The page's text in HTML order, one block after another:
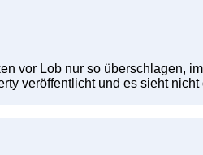
vor Lob nur so überschlagen,
veröffentlicht und es sieht